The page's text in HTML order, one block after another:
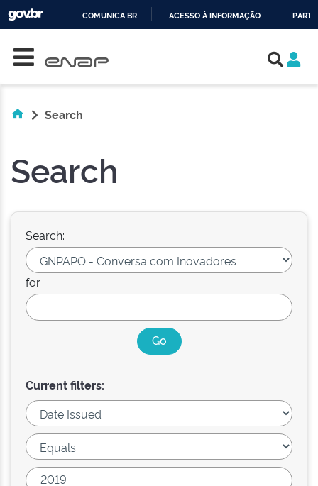
COMUNICA BR ACESSO À INFORMAÇÃO
Search
Search
Search:
for
Current filters: